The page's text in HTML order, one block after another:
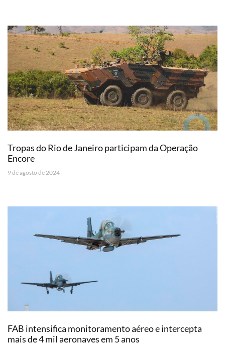
Tropas do Rio de Janeiro participam da Operação
Encore
9 de agosto de 2024
FAB intensifica monitoramento aéreo e intercepta
mais de 4 mil aeronaves em 5 anos